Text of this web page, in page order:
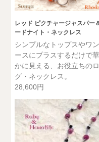
レッド ピクチャージャスパー
ードナイト・ネックレス
シンプルなトップスやワ
ースにプラスするだけで
かに見える、お役立ちの
グ・ネックレス。
28,600円